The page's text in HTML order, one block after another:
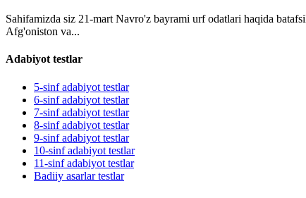
Sahifamizda siz 21-mart Navro'z bayrami urf odatlari haqida
Afg'oniston va...
Adabiyot testlar
5-sinf adabiyot testlar
6-sinf adabiyot testlar
7-sinf adabiyot testlar
8-sinf adabiyot testlar
9-sinf adabiyot testlar
10-sinf adabiyot testlar
11-sinf adabiyot testlar
Badiiy asarlar testlar